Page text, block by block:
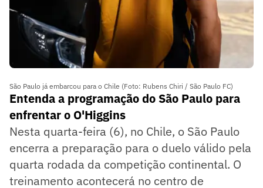
São Paulo já embarcou para o Chile (Foto: Rubens Chiri / São Paulo FC)
Entenda a programação do São Paulo para
enfrentar o O'Higgins
Nesta quarta-feira (6), no Chile, o São Paulo
encerra a preparação para o duelo válido pela
quarta rodada da competição continental. O
treinamento acontecerá no centro de